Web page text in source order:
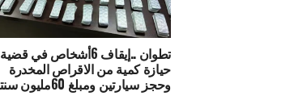
تطوان ..إيقاف 6أشخاص في قضية
حيازة كمية من الاقراص المخدرة
وحجز سيارتين ومبلغ 60مليون سنتيم